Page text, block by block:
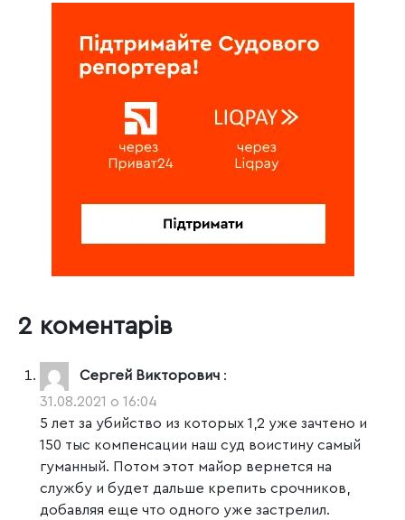
2 коментарів
Сергей Викторович :
31.08.2021 о 16:04
5 лет за убийство из которых 1,2 уже зачтено и
150 тыс компенсации наш суд воистину самый
гуманный. Потом этот майор вернется на
службу и будет дальше крепить срочников,
добавляя еще что одного уже застрелил.